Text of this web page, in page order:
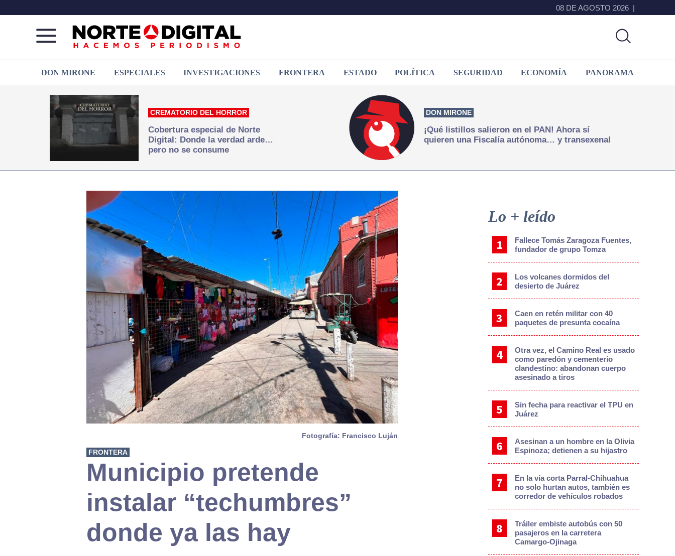
08 DE AGOSTO 2026
de
Juárez
que
hacemos periodismo
DON MIRONE ESPECIALES INVESTIGACIONES FRONTERA ESTADO POLÍTICA SEGURIDAD ECONOMÍA PANORAMA
CREMATORIO DEL HORROR
Cobertura especial de Norte
Digital: Donde la verdad arde…
pero no se consume
DON MIRONE
¡Qué listillos salieron en el PAN! Ahora sí
quieren una Fiscalía autónoma… y transexenal
Fotografía: Francisco Luján
FRONTERA
Municipio pretende
instalar “techumbres”
donde ya las hay
Sidebar
Lo + leído
Fallece Tomás Zaragoza Fuentes,
fundador de grupo Tomza
Los volcanes dormidos del
desierto de Juárez
Caen en retén militar con 40
paquetes de presunta cocaína
Otra vez, el Camino Real es usado
como paredón y cementerio
clandestino: abandonan cuerpo
asesinado a tiros
Sin fecha para reactivar el TPU en
Juárez
Asesinan a un hombre en la Olivia
Espinoza; detienen a su hijastro
En la vía corta Parral-Chihuahua
no solo hurtan autos, también es
corredor de vehículos robados
Tráiler embiste autobús con 50
pasajeros en la carretera
Camargo-Ojinaga